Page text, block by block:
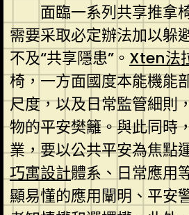
面臨一系列共享推拿
需要采取必定辦法加以躲
不及“共享隱患”。 Xten法
椅，一方面國度本能機能
尺度，以及日常監管細則
物的平安樊籬。與此同時
業，要以公共平安為焦點
巧寓設計體系、日常應用
顯易懂的應用闡明、平安